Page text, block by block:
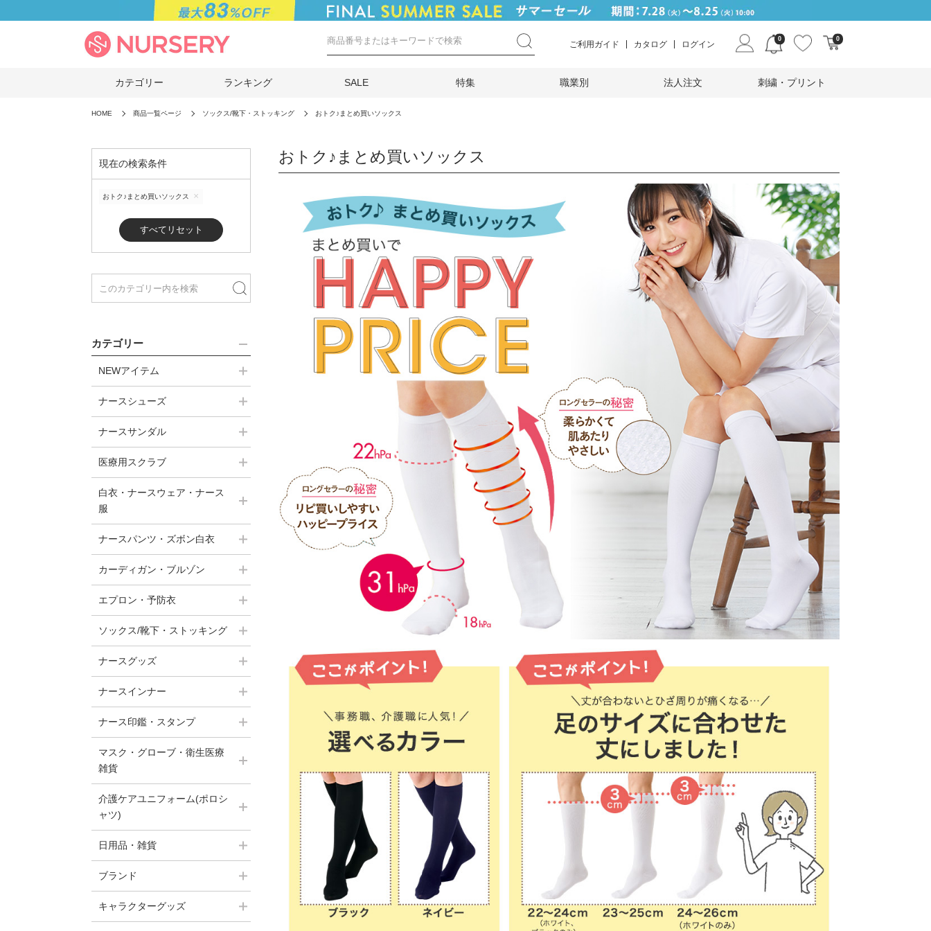
ご利用ガイド カタログ ログイン
0 0
カテゴリー ランキング SALE 特集 職業別 法人注文 刺繍・プリント
HOME 商品一覧ページ ソックス/靴下・ストッキング おトク♪まとめ買いソックス
現在の検索条件
おトク♪まとめ買いソックス
すべてリセット
カテゴリー
NEWアイテム
ナースシューズ
ナースサンダル
医療用スクラブ
白衣・ナースウェア・ナース
服
ナースパンツ・ズボン白衣
カーディガン・ブルゾン
エプロン・予防衣
ソックス/靴下・ストッキング
ナースグッズ
ナースインナー
ナース印鑑・スタンプ
マスク・グローブ・衛生医療
雑貨
介護ケアユニフォーム(ポロシ
ャツ)
日用品・雑貨
ブランド
キャラクターグッズ
おトク♪まとめ買いソックス